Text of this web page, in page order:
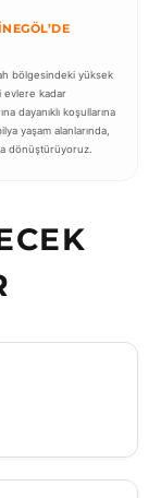
bölgesindeki yüksek
evlere kadar
dayanıklı koşullarına
yaşam alanlarında,
dönüştürüyoruz.